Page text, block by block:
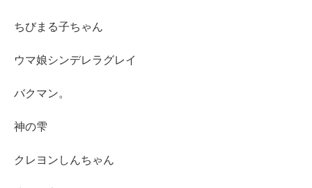
ちびまる子ちゃん
ウマ娘シンデレラグレイ
バクマン。
神の雫
クレヨンしんちゃん